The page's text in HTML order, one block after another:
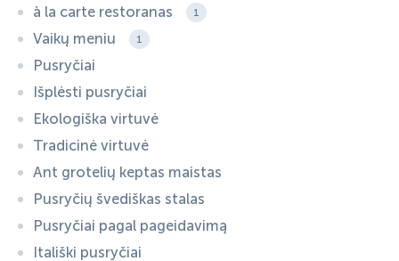
à la carte restoranas
1
Vaikų meniu 1
Pusryčiai
Išplėsti pusryčiai
Ekologiška virtuvė
Tradicinė virtuvė
Ant grotelių keptas maistas
Pusryčių švediškas stalas
Pusryčiai pagal pageidavimą
Itališki pusryčiai